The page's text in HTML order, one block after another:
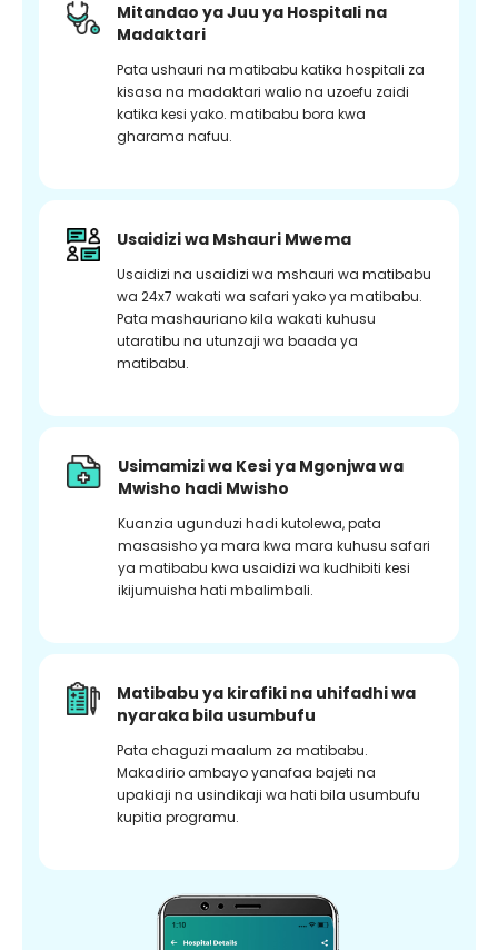
Mitandao ya Juu ya Hospitali na
Madaktari
Pata ushauri na matibabu katika hospitali za
kisasa na madaktari walio na uzoefu zaidi
katika kesi yako. matibabu bora kwa
gharama nafuu.
Usaidizi wa Mshauri Mwema
Usaidizi na usaidizi wa mshauri wa matibabu
wa 24x7 wakati wa safari yako ya matibabu.
Pata mashauriano kila wakati kuhusu
utaratibu na utunzaji wa baada ya
matibabu.
Usimamizi wa Kesi ya Mgonjwa wa
Mwisho hadi Mwisho
Kuanzia ugunduzi hadi kutolewa, pata
masasisho ya mara kwa mara kuhusu safari
ya matibabu kwa usaidizi wa kudhibiti kesi
ikijumuisha hati mbalimbali.
Matibabu ya kirafiki na uhifadhi wa
nyaraka bila usumbufu
Pata chaguzi maalum za matibabu.
Makadirio ambayo yanafaa bajeti na
upakiaji na usindikaji wa hati bila usumbufu
kupitia programu.